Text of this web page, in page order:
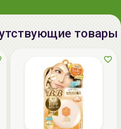
на середину под нижней
губ и объема.товары